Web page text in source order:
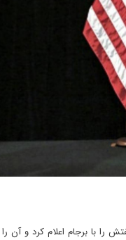
با برجام اعلام کرد و آن را